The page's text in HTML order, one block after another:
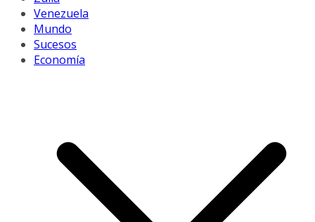
Venezuela
Mundo
Sucesos
Economía